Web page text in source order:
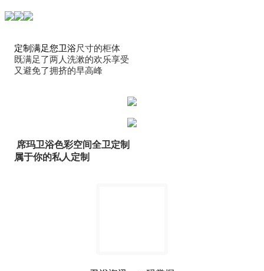
定制满足您卫浴尺寸的柜体
既满足了两人洗漱的欢乐享受
又避免了拥挤的早高峰
席玛卫浴色彩空间全卫定制
属于你的私人定制